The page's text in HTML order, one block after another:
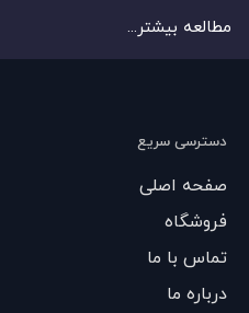
مطالعه بیشتر...
دسترسی سریع
صفحه اصلی
فروشگاه
تماس با ما
درباره ما